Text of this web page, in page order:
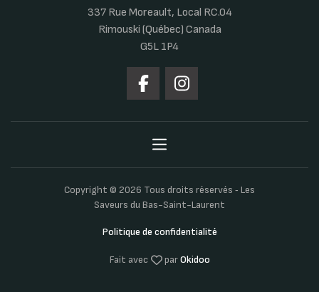
337 Rue Moreault, Local RC.04
Rimouski (Québec) Canada
G5L 1P4
Copyright © 2026 Tous droits réservés ‐ Les
Saveurs du Bas-Saint-Laurent
Politique de confidentialité
Fait avec parOkidoo